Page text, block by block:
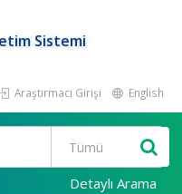
Sistemi
Araştırmacı Girişi English
Detaylı Arama